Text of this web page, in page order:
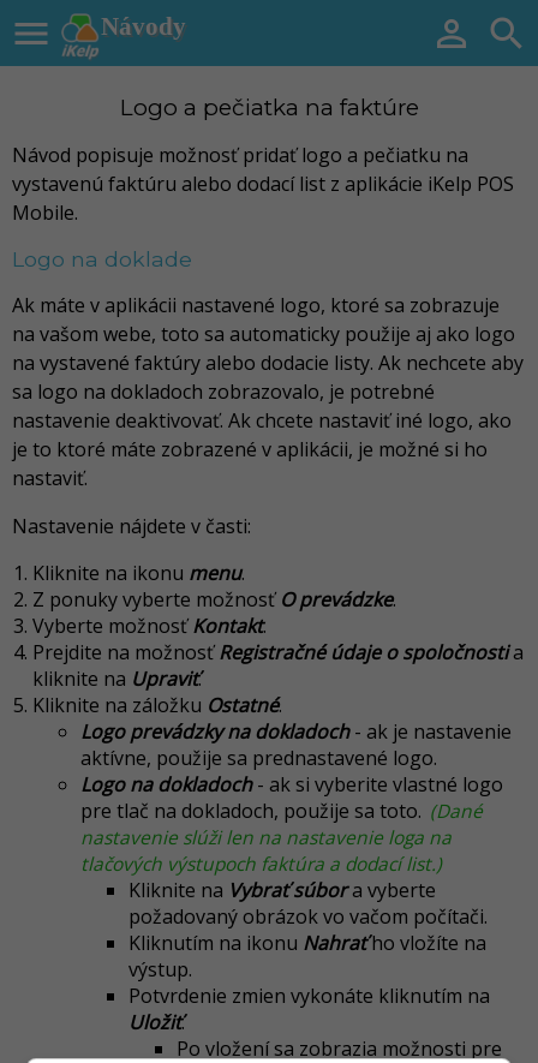
Návody
  
Logo a pečiatka na faktúre
Návod popisuje možnosť pridať logo a pečiatku na
vystavenú faktúru alebo dodací list z aplikácie iKelp POS
Mobile.
Logo na doklade
Ak máte v aplikácii nastavené logo, ktoré sa zobrazuje
na vašom webe, toto sa automaticky použije aj ako logo
na vystavené faktúry alebo dodacie listy. Ak nechcete aby
sa logo na dokladoch zobrazovalo, je potrebné
nastavenie deaktivovať. Ak chcete nastaviť iné logo, ako
je to ktoré máte zobrazené v aplikácii, je možné si ho
nastaviť.
Nastavenie nájdete v časti:
Kliknite na ikonu menu.
Z ponuky vyberte možnosť O prevádzke.
Vyberte možnosťKontakt.
Prejdite na možnosťRegistračné údaje o spoločnostia
kliknite na Upraviť.
Kliknite na záložku Ostatné.
Logo prevádzky na dokladoch- ak je nastavenie
aktívne, použije sa prednastavené logo.
Logo na dokladoch- ak si vyberite vlastné logo
pre tlač na dokladoch, použije sa toto. (Dané
nastavenie slúži len na nastavenie loga na
tlačových výstupoch faktúra a dodací list.)
Kliknite na Vybrať súbora vyberte
požadovaný obrázok vo vačom počítači.
Kliknutím na ikonu Nahraťho vložíte na
výstup.
Potvrdenie zmien vykonáte kliknutím na
Uložiť.
Po vložení sa zobrazia možnosti pre